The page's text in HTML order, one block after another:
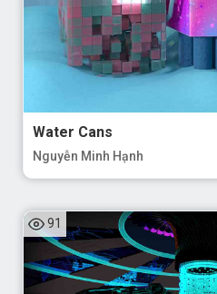
Water Cans
Nguyễn Minh Hạnh
91